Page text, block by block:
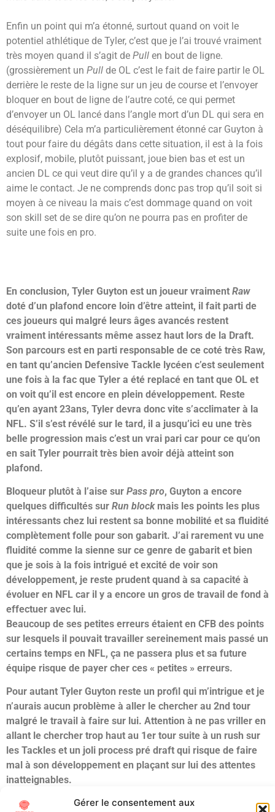
Gérer le consentement aux
Enfin un point qui m’a étonné, surtout quand on voit le
potentiel athlétique de Tyler, c’est que je l’ai trouvé vraiment
très moyen quand il s’agit de Pull en bout de ligne.
(grossièrement un Pull de OL c’est le fait de faire partir le OL
derrière le reste de la ligne sur un jeu de course et l’envoyer
bloquer en bout de ligne de l’autre coté, ce qui permet
d’envoyer un OL lancé dans l’angle mort d’un DL qui sera en
déséquilibre) Cela m’a particulièrement étonné car Guyton à
tout pour faire du dégâts dans cette situation, il est à la fois
explosif, mobile, plutôt puissant, joue bien bas et est un
ancien DL ce qui veut dire qu’il y a de grandes chances qu’il
aime le contact. Je ne comprends donc pas trop qu’il soit si
moyen à ce niveau la mais c’est dommage quand on voit
son skill set de se dire qu’on ne pourra pas en profiter de
suite une fois en pro.
En conclusion, Tyler Guyton est un joueur vraiment Raw
doté d’un plafond encore loin d’être atteint, il fait parti de
ces joueurs qui malgré leurs âges avancés restent
vraiment intéressants même assez haut lors de la Draft.
Son parcours est en parti responsable de ce coté très Raw,
en tant qu’ancien Defensive Tackle lycéen c’est seulement
une fois à la fac que Tyler a été replacé en tant que OL et
on voit qu’il est encore en plein développement. Reste
qu’en ayant 23ans, Tyler devra donc vite s’acclimater à la
NFL. S’il s’est révélé sur le tard, il a jusqu’ici eu une très
belle progression mais c’est un vrai pari car pour ce qu’on
en sait Tyler pourrait très bien avoir déjà atteint son
plafond.
Bloqueur plutôt à l’aise sur Pass pro, Guyton a encore
quelques difficultés sur Run blockmais les points les plus
intéressants chez lui restent sa bonne mobilité et sa fluidité
complètement folle pour son gabarit. J’ai rarement vu une
fluidité comme la sienne sur ce genre de gabarit et bien
que je sois à la fois intrigué et excité de voir son
développement, je reste prudent quand à sa capacité à
évoluer en NFL car il y a encore un gros de travail de fond à
effectuer avec lui.
Beaucoup de ses petites erreurs étaient en CFB des points
sur lesquels il pouvait travailler sereinement mais passé un
certains temps en NFL, ça ne passera plus et sa future
équipe risque de payer cher ces « petites » erreurs.
Pour autant Tyler Guyton reste un profil qui m’intrigue et je
n’aurais aucun problème à aller le chercher au 2nd tour
malgré le travail à faire sur lui. Attention à ne pas vriller en
allant le chercher trop haut au 1er tour suite à un rush sur
les Tackles et un joli process pré draft qui risque de faire
mal à son développement en plaçant sur lui des attentes
inatteignables.